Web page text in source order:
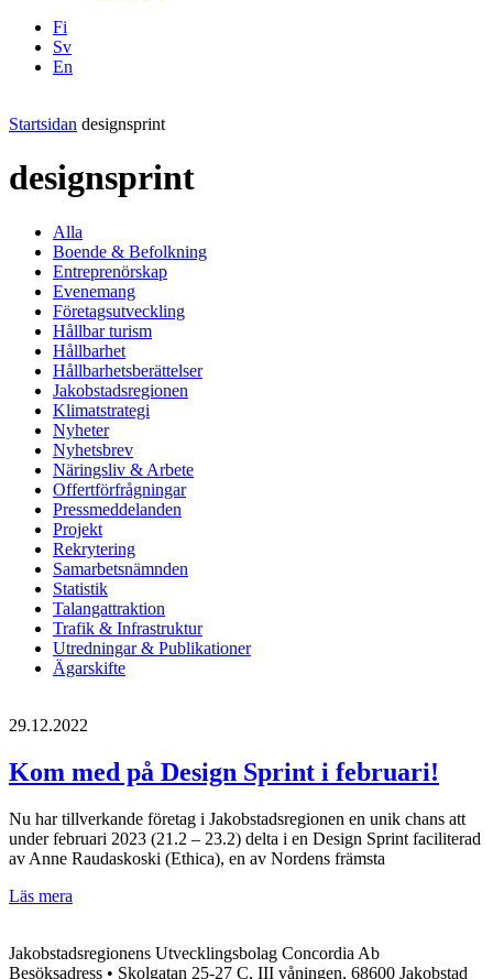
Fi
Sv
En
Startsidan designsprint
designsprint
Alla
Boende & Befolkning
Entreprenörskap
Evenemang
Företagsutveckling
Hållbar turism
Hållbarhet
Hållbarhetsberättelser
Jakobstadsregionen
Klimatstrategi
Nyheter
Nyhetsbrev
Näringsliv & Arbete
Offertförfrågningar
Pressmeddelanden
Projekt
Rekrytering
Samarbetsnämnden
Statistik
Talangattraktion
Trafik & Infrastruktur
Utredningar & Publikationer
Ägarskifte
29.12.2022
Kom med på Design Sprint i februari!
Nu har tillverkande företag i Jakobstadsregionen en unik chans att
under februari 2023 (21.2 – 23.2) delta i en Design Sprint faciliterad
av Anne Raudaskoski (Ethica), en av Nordens främsta
Läs mera
Design
Sprint
Jakobstadsregionens Utvecklingsbolag Concordia Ab
Besöksadress • Skolgatan 25-27 C, III våningen, 68600 Jakobstad